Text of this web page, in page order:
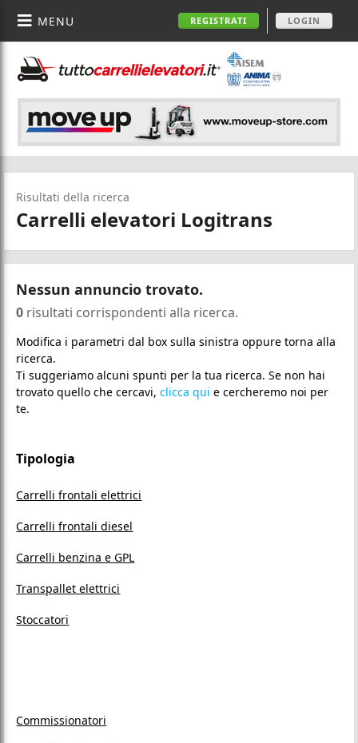
REGISTRATI LOGIN
MENU
Risultati della ricerca
Carrelli elevatori Logitrans
Nessun annuncio trovato.
0 risultati corrispondenti alla ricerca.
Modifica i parametri dal box sulla sinistra oppure torna alla
ricerca.
Ti suggeriamo alcuni spunti per la tua ricerca. Se non hai
trovato quello che cercavi,clicca qui e cercheremo noi per
te.
Tipologia
Carrelli frontali elettrici
Carrelli frontali diesel
Carrelli benzina e GPL
Transpallet elettrici
Stoccatori
Commissionatori